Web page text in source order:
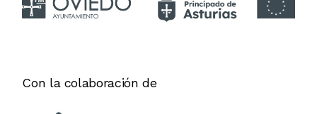
Con la colaboración de